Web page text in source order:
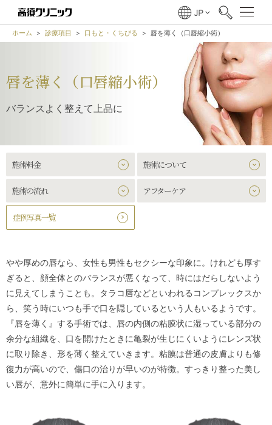
ホーム 診療項目 口もと・くちびる 唇を薄く（口唇縮小術）
唇を薄く（口唇縮小術）
バランスよく整えて上品に
施術料金 施術について
施術の流れ アフターケア
症例写真一覧
やや厚めの唇なら、女性も男性もセクシーな印象に。けれども厚す
ぎると、顔全体とのバランスが悪くなって、時にはだらしないよう
に見えてしまうことも。タラコ唇などといわれるコンプレックスか
ら、笑う時にいつも手で口を隠しているという人もいるようです。
『唇を薄く』する手術では、唇の内側の粘膜状に湿っている部分の
余分な組織を、口を開けたときに亀裂が生じにくいようにレンズ状
に取り除き、形を薄く整えていきます。粘膜は普通の皮膚よりも修
復力が高いので、傷口の治りが早いのが特徴。すっきり整った美し
い唇が、意外に簡単に手に入ります。